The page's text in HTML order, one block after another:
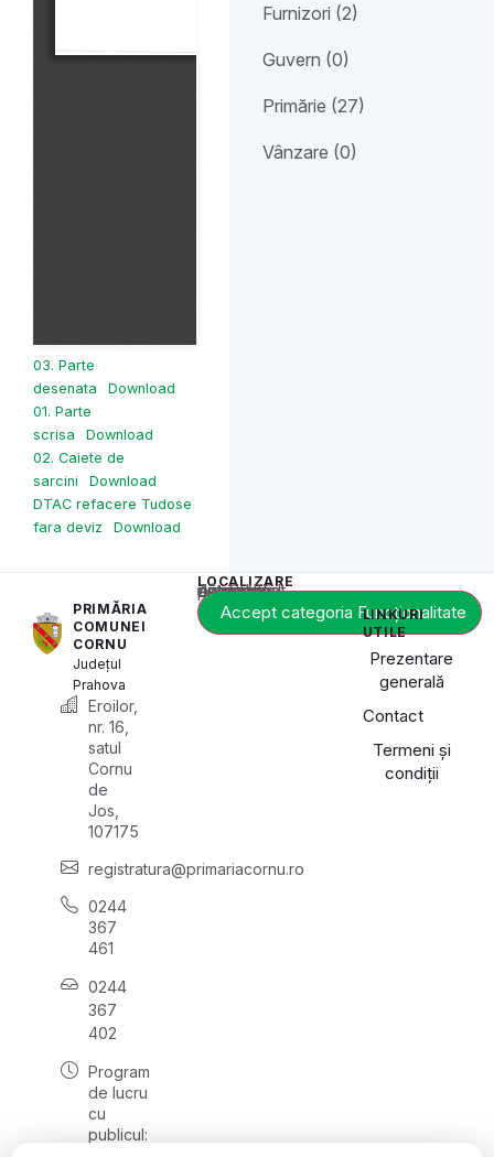
03. Parte
desenata
Download
01. Parte
scrisa
Download
02. Caiete de
sarcini
Download
DTAC refacere Tudose
fara deviz
Download
Furnizori (2)
Guvern (0)
Primărie (27)
Vânzare (0)
PRIMĂRIA
COMUNEI
CORNU
Județul
Prahova
Eroilor,
nr. 16,
satul
Cornu
de
Jos,
107175
registratura@primariacornu.ro
0244
367
461
0244
367
402
Program
de lucru
cu
publicul:
LOCALIZARE
Acest conținut este blocat până când acceptați categoria de cookie-uri necesară.
Accept categoria Funcționalitate
LINKURI
UTILE
Prezentare
generală
Contact
Termeni și
condiții